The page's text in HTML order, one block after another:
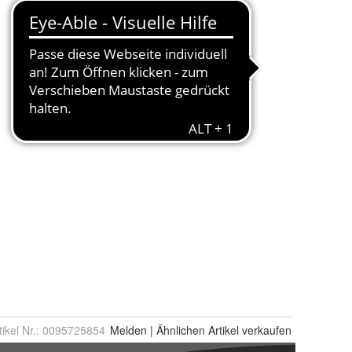
Nr.: 0095725854 Melden | Ähnlichen Artikel verkaufen